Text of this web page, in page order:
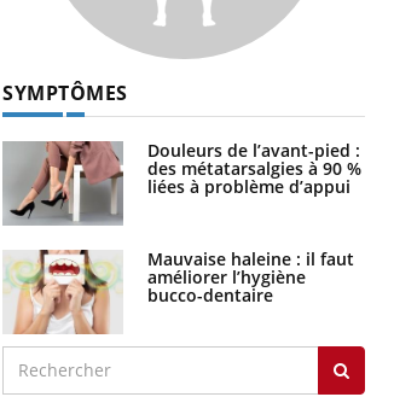
SYMPTÔMES
Douleurs de l’avant-pied :
des métatarsalgies à 90 %
liées à problème d’appui
Mauvaise haleine : il faut
améliorer l’hygiène
bucco-dentaire